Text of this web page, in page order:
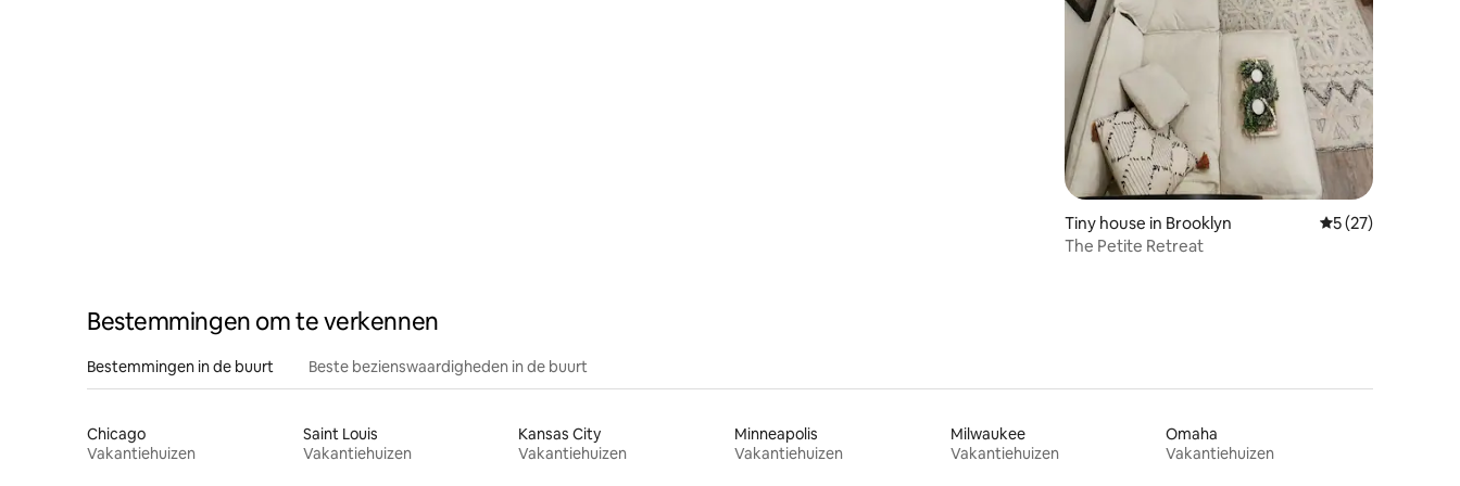
Tiny house in Brooklyn Gemiddelde
5 (27)
The Petite Retreat
Bestemmingen om te verkennen
Bestemmingen in de buurt Beste bezienswaardigheden in de buurt
Chicago
Vakantiehuizen
Saint Louis
Vakantiehuizen
Kansas City
Vakantiehuizen
Minneapolis
Vakantiehuizen
Milwaukee
Vakantiehuizen
Omaha
Vakantiehuizen